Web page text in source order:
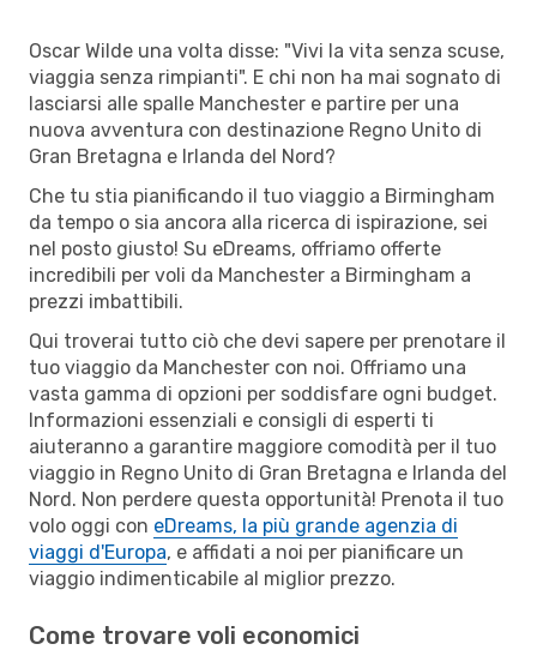
Oscar Wilde una volta disse: "Vivi la vita senza scuse,
viaggia senza rimpianti". E chi non ha mai sognato di
lasciarsi alle spalle Manchester e partire per una
nuova avventura con destinazione Regno Unito di
Gran Bretagna e Irlanda del Nord?
Che tu stia pianificando il tuo viaggio a Birmingham
da tempo o sia ancora alla ricerca di ispirazione, sei
nel posto giusto! Su eDreams, offriamo offerte
incredibili per voli da Manchester a Birmingham a
prezzi imbattibili.
Qui troverai tutto ciò che devi sapere per prenotare il
tuo viaggio da Manchester con noi. Offriamo una
vasta gamma di opzioni per soddisfare ogni budget.
Informazioni essenziali e consigli di esperti ti
aiuteranno a garantire maggiore comodità per il tuo
viaggio in Regno Unito di Gran Bretagna e Irlanda del
Nord. Non perdere questa opportunità! Prenota il tuo
volo oggi con eDreams, la più grande agenzia di
viaggi d'Europa, e affidati a noi per pianificare un
viaggio indimenticabile al miglior prezzo.
Come trovare voli economici